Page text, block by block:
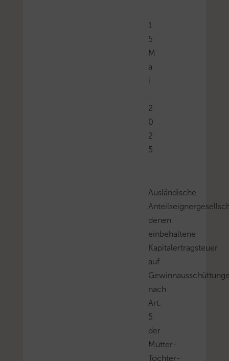
1
5
M
a
i
,
2
0
2
5
Ausländische
denen
einbehaltene
Kapitalertragsteuer
auf
nach
Art.
5
der
Mutter-
Tochter-